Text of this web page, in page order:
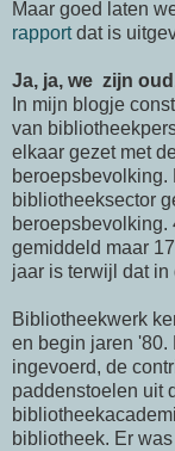
Maar goed laten
rapportdat is
Ja, ja, we zijn
In mijn blogje
van
elkaar gezet met
beroepsbevolking.
bibliotheeksector
beroepsbevolking.
gemiddeld maar
jaar is terwijl dat
Bibliotheekwerk
en begin jaren '80.
ingevoerd, de
paddenstoelen uit
bibliotheek. Er